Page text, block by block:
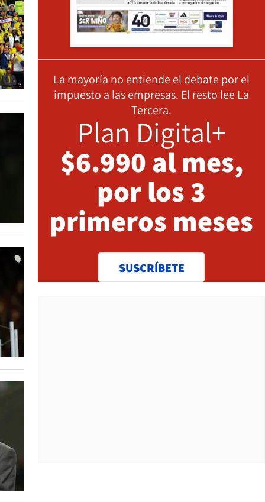
La mayoría no entiende el debate por el
impuesto a las empresas. El resto lee La
Tercera.
Plan Digital+
$6.990 al mes,
por los 3
primeros meses
SUSCRÍBETE